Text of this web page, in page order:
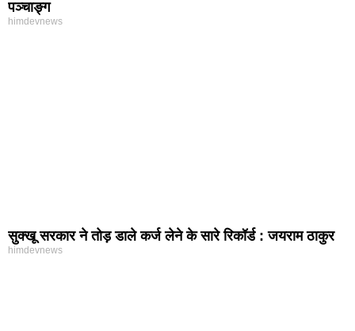
पञ्चाङ्ग
himdevnews
सुक्खू सरकार ने तोड़ डाले कर्ज लेने के सारे रिकॉर्ड : जयराम ठाकुर
himdevnews